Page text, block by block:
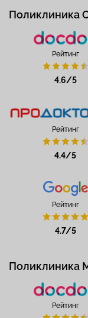
Поликлиника
Рейтинг
4.6/5
Рейтинг
4.4/5
Рейтинг
4.7/5
Поликлиника
Рейтинг